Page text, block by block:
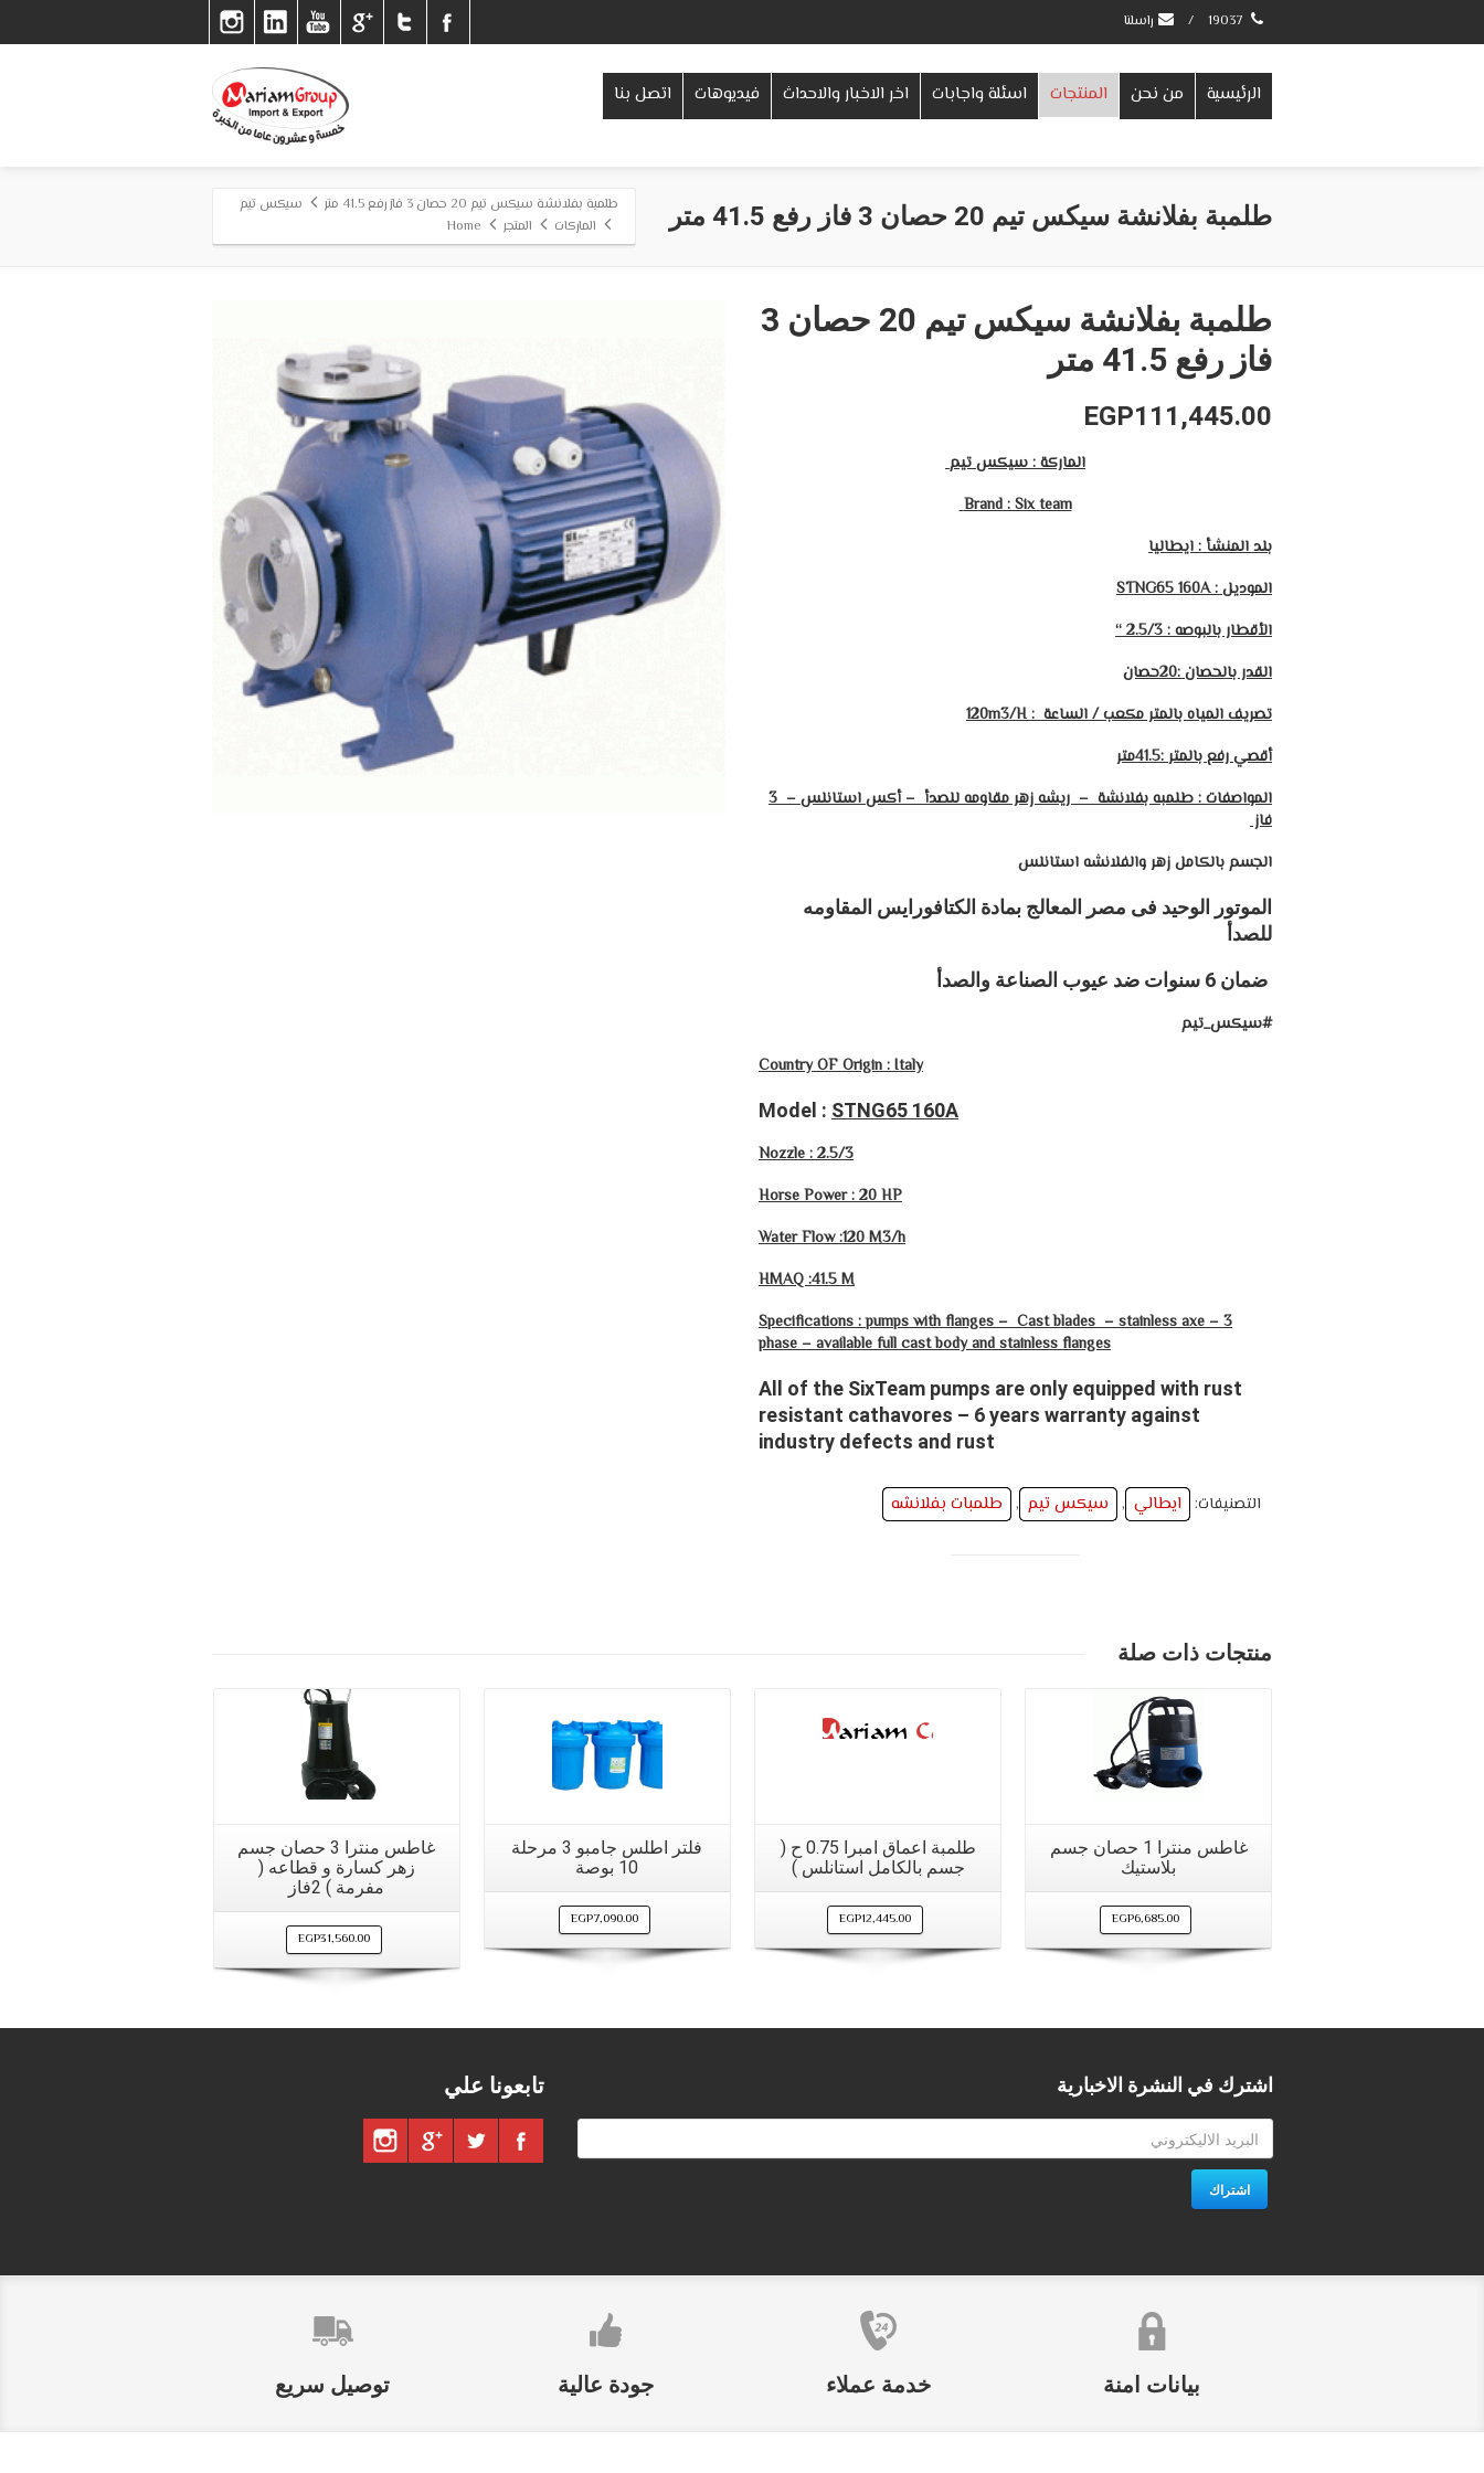
/ راسلنا
الرئيسية من نحن المنتجات اسئلة واجابات اخر الاخبار والاحداث فيديوهات اتصل بنا
طلمبة بفلانشة سيكس تيم 20 حصان 3 فاز رفع 41.5 متر طلمبة بفلانشة سيكس تيم 20 حصان 3 فاز رفع 41.5 متر
سيكس تيم
الماركات
المتجر Home
طلمبة بفلانشة سيكس تيم 20 حصان 3
فاز رفع 41.5 متر
EGP111,445.00
الماركة : سيكس تيم
Brand : Six team
بلد المنشأ : ايطاليا
الموديل : STNG65 160A
الأقطار بالبوصه : 2.5/3 “
القدر بالحصان :20حصان
تصريف المياه بالمتر مكعب / الساعة : 120m3/H
أقصي رفع بالمتر:41.5متر
المواصفات : طلمبه بفلانشة – ريشه زهر مقاومه للصدأ – أكس استانلس – 3
فاز
الجسم بالكامل زهر والفلانشه استانلس
الموتور الوحيد فى مصر المعالج بمادة الكتافورايس المقاومه
للصدأ
ضمان 6 سنوات ضد عيوب الصناعة والصدأ
#سيكس_تيم
Country OF Origin : Italy
Model : STNG65 160A
Nozzle : 2.5/3
Horse Power : 20 HP
Water Flow :120 M3/h
HMAQ :41.5 M
Specifications : pumps with flanges – Cast blades – stainless axe – 3
phase – available full cast body and stainless flanges
All of the SixTeam pumps are only equipped with rust
resistant cathavores – 6 years warranty against
industry defects and rust
التصنيفات: ايطالي , سيكس تيم , طلمبات بفلانشه
منتجات ذات صلة
مشاهدة سريعةغاطس منترا 3 حصان جسم
زهر كسارة و قطاعه (
مفرمة ) 2فاز
EGP31,560.00
مشاهدة سريعة فلتر اطلس جامبو 3 مرحلة
10 بوصة
EGP7,090.00
مشاهدة سريعة
طلمبة اعماق امبرا 0.75 ح (
جسم بالكامل استانلس )
EGP12,445.00
مشاهدة سريعةغاطس منترا 1 حصان جسم
بلاستيك
EGP6,685.00
تابعونا علي اشترك في النشرة الاخبارية
اشتراك
توصيل سريع جودة عالية خدمة عملاء بيانات امنة